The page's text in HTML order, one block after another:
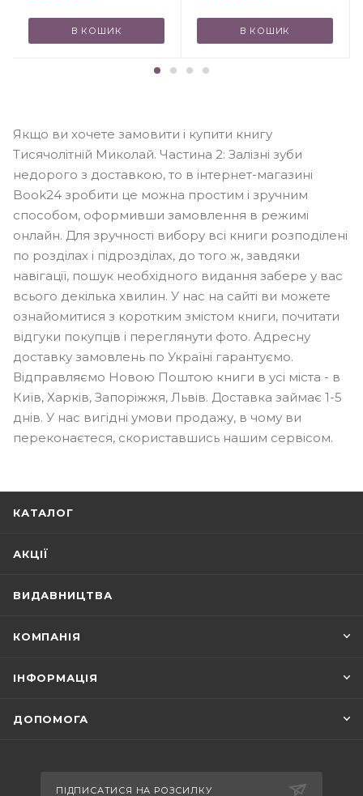
В КОШИК В КОШИК
Якщо ви хочете замовити і купити книгу
Тисячолітній Миколай. Частина 2: Залізні зуби
недорого з доставкою, то в інтернет-магазині
Book24 зробити це можна простим і зручним
способом, оформивши замовлення в режимі
онлайн. Для зручності вибору всі книги розподілені
по розділах і підрозділах, до того ж, завдяки
навігації, пошук необхідного видання забере у вас
всього декілька хвилин. У нас на сайті ви можете
ознайомитися з коротким змістом книги, почитати
відгуки покупців і переглянути фото. Адресну
доставку замовлень по Україні гарантуємо.
Відправляємо Новою Поштою книги в усі міста - в
Київ, Харків, Запоріжжя, Львів. Доставка займає 1-5
днів. У нас вигідні умови продажу, в чому ви
переконаєтеся, скориставшись нашим сервісом.
КАТАЛОГ
АКЦІЇ
ВИДАВНИЦТВА
КОМПАНІЯ
ІНФОРМАЦІЯ
ДОПОМОГА
ПІДПИСАТИСЯ НА РОЗСИЛКУ